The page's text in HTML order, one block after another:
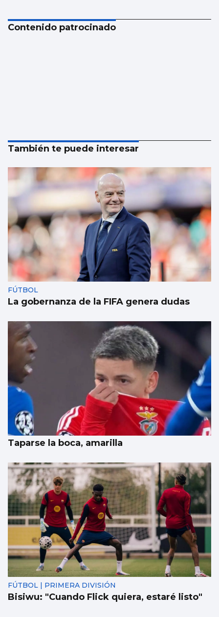
Contenido patrocinado
También te puede interesar
FÚTBOL
La gobernanza de la FIFA genera dudas
Taparse la boca, amarilla
FÚTBOL | PRIMERA DIVISIÓN
Bisiwu: "Cuando Flick quiera, estaré listo"